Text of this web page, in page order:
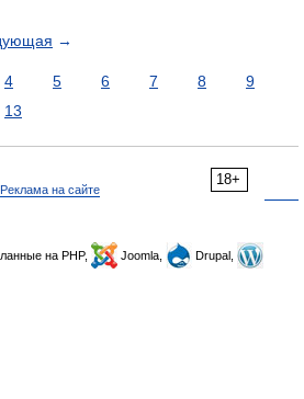
→
4 5 6 7 8
9
13
18+
Реклама на сайте
на PHP, Joomla,
Drupal,